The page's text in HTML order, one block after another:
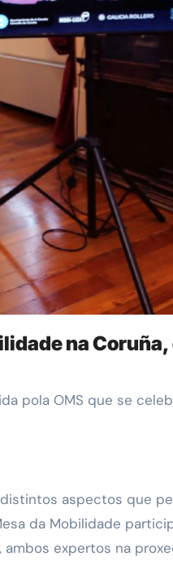
na Coruña,
aspectos que
da Mobilidade
expertos na